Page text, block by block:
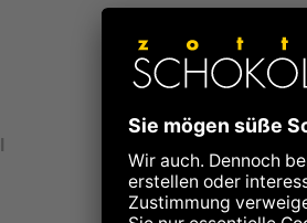
Nährwerte
Energie kcal
Energie kJ